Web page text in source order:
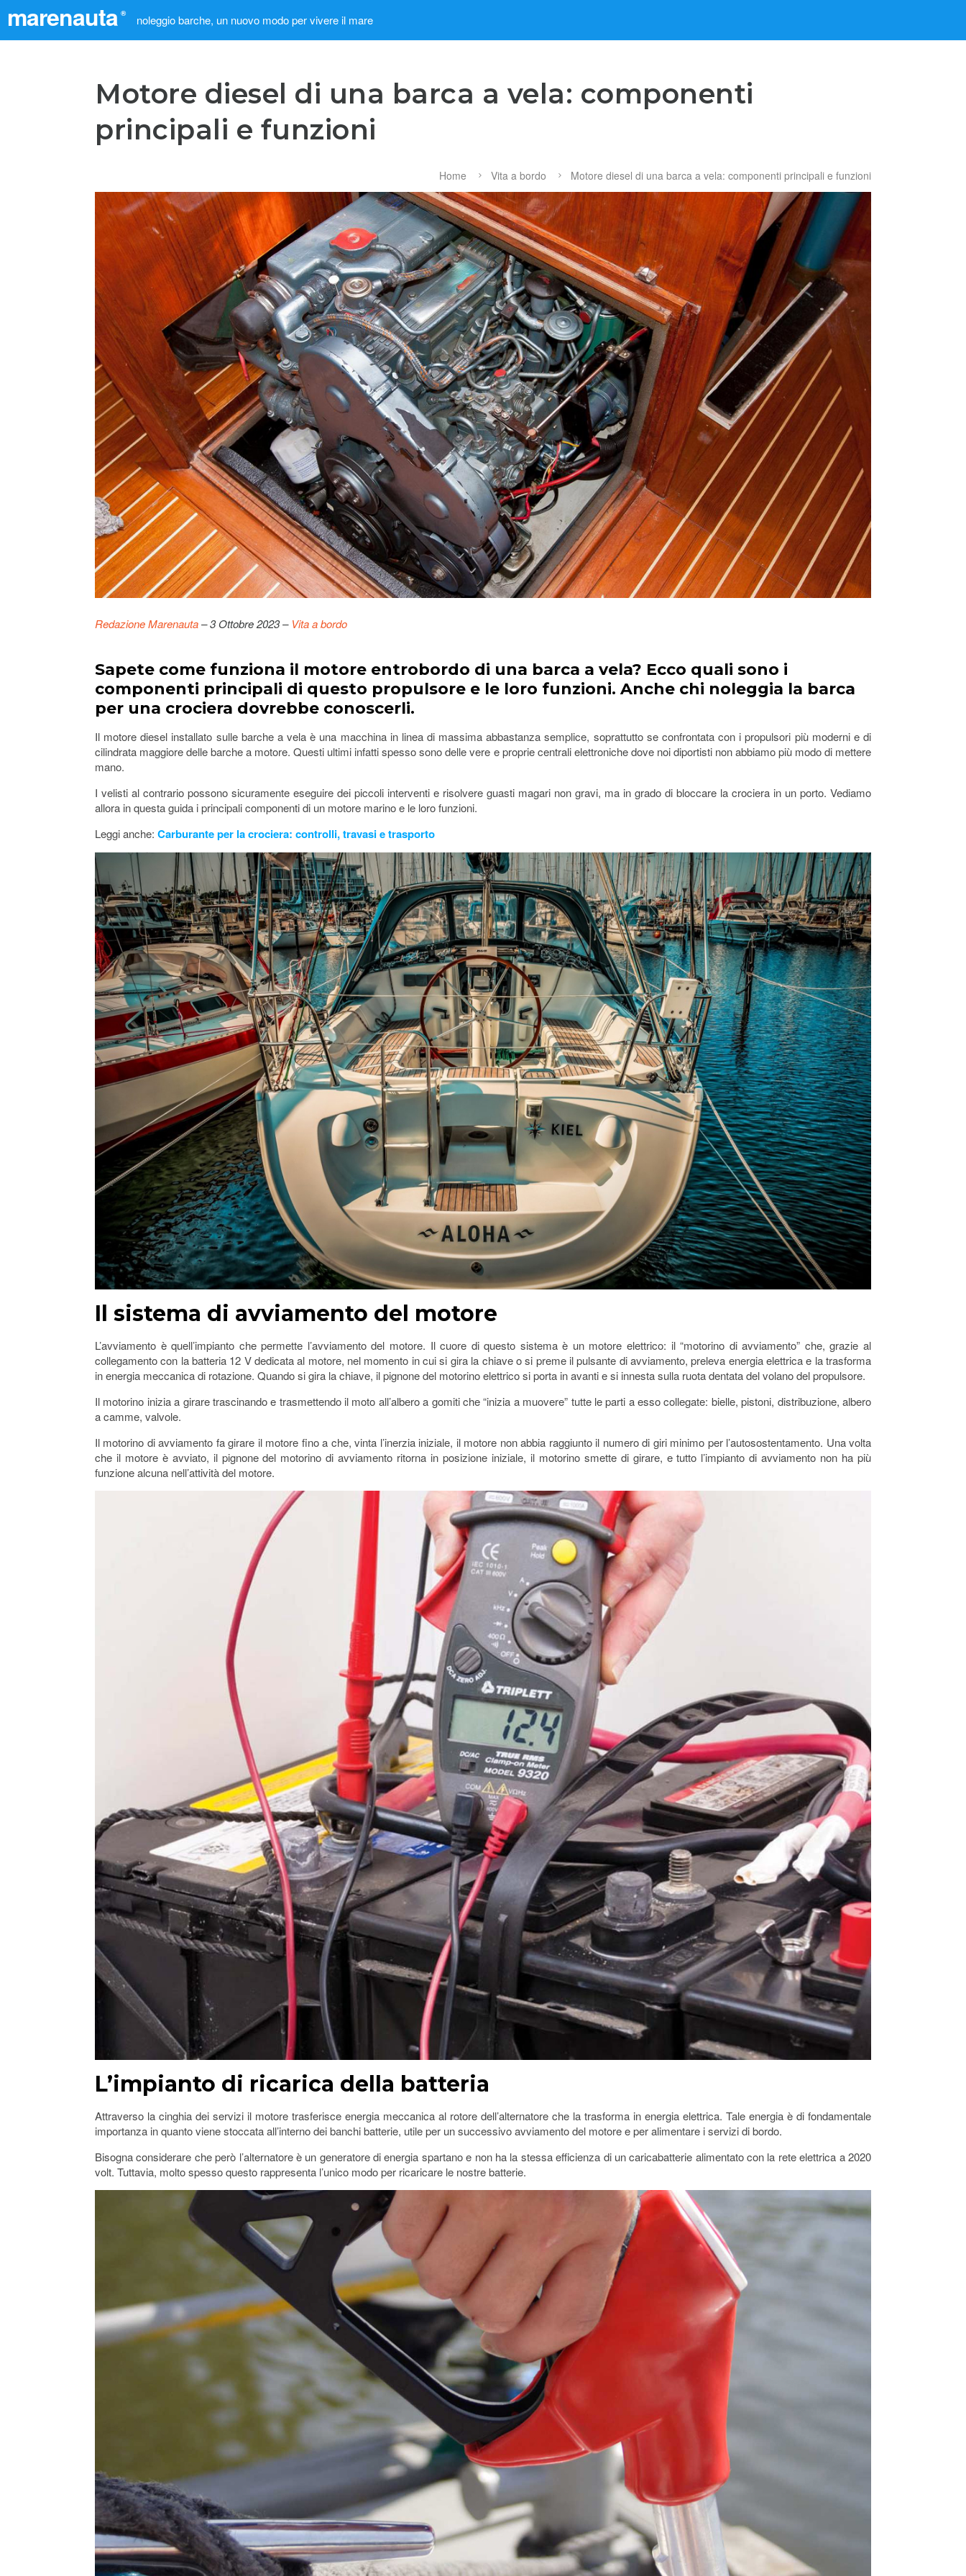
marenauta ® noleggio barche, un nuovo modo per vivere il mare
Motore diesel di una barca a vela: componenti
principali e funzioni
Home Vita a bordo Motore diesel di una barca a vela: componenti principali e funzioni
Redazione Marenauta– 3 Ottobre 2023 – Vita a bordo
Sapete come funziona il motore entrobordo di una barca a vela? Ecco quali sono i
componenti principali di questo propulsore e le loro funzioni. Anche chi noleggia la barca
per una crociera dovrebbe conoscerli.
Il motore diesel installato sulle barche a vela è una macchina in linea di massima abbastanza semplice, soprattutto se confrontata con i propulsori più moderni e di
cilindrata maggiore delle barche a motore. Questi ultimi infatti spesso sono delle vere e proprie centrali elettroniche dove noi diportisti non abbiamo più modo di mettere
mano.
I velisti al contrario possono sicuramente eseguire dei piccoli interventi e risolvere guasti magari non gravi, ma in grado di bloccare la crociera in un porto. Vediamo
allora in questa guida i principali componenti di un motore marino e le loro funzioni.
Leggi anche: Carburante per la crociera: controlli, travasi e trasporto
Il sistema di avviamento del motore
L’avviamento è quell’impianto che permette l’avviamento del motore. Il cuore di questo sistema è un motore elettrico: il “motorino di avviamento” che, grazie al
collegamento con la batteria 12 V dedicata al motore, nel momento in cui si gira la chiave o si preme il pulsante di avviamento, preleva energia elettrica e la trasforma
in energia meccanica di rotazione. Quando si gira la chiave, il pignone del motorino elettrico si porta in avanti e si innesta sulla ruota dentata del volano del propulsore.
Il motorino inizia a girare trascinando e trasmettendo il moto all’albero a gomiti che “inizia a muovere” tutte le parti a esso collegate: bielle, pistoni, distribuzione, albero
a camme, valvole.
Il motorino di avviamento fa girare il motore fino a che, vinta l’inerzia iniziale, il motore non abbia raggiunto il numero di giri minimo per l’autosostentamento. Una volta
che il motore è avviato, il pignone del motorino di avviamento ritorna in posizione iniziale, il motorino smette di girare, e tutto l’impianto di avviamento non ha più
funzione alcuna nell’attività del motore.
L’impianto di ricarica della batteria
Attraverso la cinghia dei servizi il motore trasferisce energia meccanica al rotore dell’alternatore che la trasforma in energia elettrica. Tale energia è di fondamentale
importanza in quanto viene stoccata all’interno dei banchi batterie, utile per un successivo avviamento del motore e per alimentare i servizi di bordo.
Bisogna considerare che però l’alternatore è un generatore di energia spartano e non ha la stessa efficienza di un caricabatterie alimentato con la rete elettrica a 2020
volt. Tuttavia, molto spesso questo rappresenta l’unico modo per ricaricare le nostre batterie.